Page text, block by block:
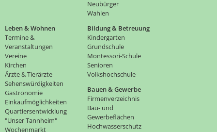
Neubürger
Wahlen
Leben & Wohnen
Termine &
Veranstaltungen
Vereine
Kirchen
Ärzte & Tierärzte
Sehenswürdigkeiten
Gastronomie
Einkaufmöglichkeiten
Quartiersentwicklung
"Unser Tannheim"
Wochenmarkt
Bildung & Betreuung
Kindergarten
Grundschule
Montessori-Schule
Senioren
Volkshochschule
Bauen & Gewerbe
Firmenverzeichnis
Bau- und
Gewerbeflächen
Hochwasserschutz